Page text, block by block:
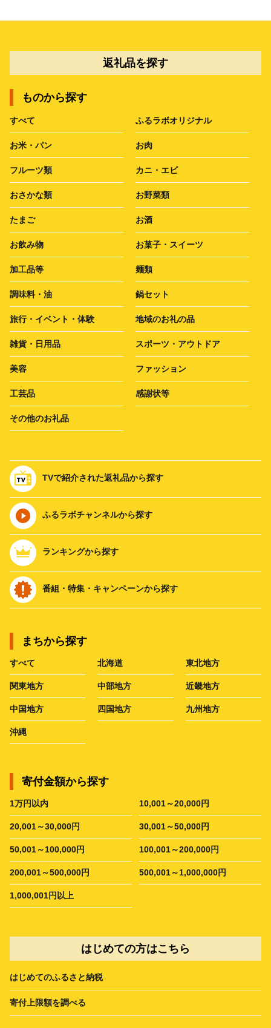
返礼品を探す
ものから探す
すべて ふるラボオリジナル
お米・パン お肉
フルーツ類 カニ・エビ
おさかな類 お野菜類
たまご お酒
お飲み物 お菓子・スイーツ
加工品等 麺類
調味料・油 鍋セット
旅行・イベント・体験 地域のお礼の品
雑貨・日用品 スポーツ・アウトドア
美容 ファッション
工芸品 感謝状等
その他のお礼品
TVで紹介された返礼品から探す
ふるラボチャンネルから探す
ランキングから探す
番組・特集・キャンペーンから探す
まちから探す
すべて 北海道 東北地方
関東地方 中部地方 近畿地方
中国地方 四国地方 九州地方
沖縄
寄付金額から探す
1万円以内 10,001～20,000円
20,001～30,000円 30,001～50,000円
50,001～100,000円 100,001～200,000円
200,001～500,000円 500,001～1,000,000円
1,000,001円以上
はじめての方はこちら
はじめてのふるさと納税
寄付上限額を調べる